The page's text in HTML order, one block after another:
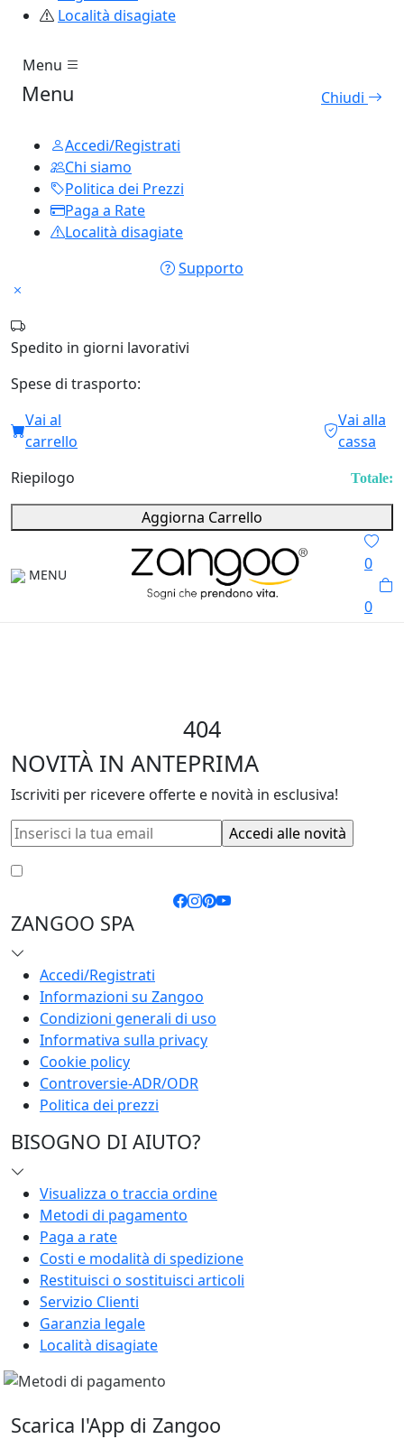
Località disagiate
Menu
Menu Chiudi
Accedi/Registrati
Chi siamo
Politica dei Prezzi
Paga a Rate
Località disagiate
Supporto
Spedito in giorni lavorativi
Spese di trasporto:
Vai al
carrello
Vai alla
cassa
Riepilogo
Totale:
Aggiorna Carrello
MENU
0
0
404
NOVITÀ IN ANTEPRIMA
Iscriviti per ricevere offerte e novità in esclusiva!
ZANGOO SPA
Accedi/Registrati
Informazioni su Zangoo
Condizioni generali di uso
Informativa sulla privacy
Cookie policy
Controversie-ADR/ODR
Politica dei prezzi
BISOGNO DI AIUTO?
Visualizza o traccia ordine
Metodi di pagamento
Paga a rate
Costi e modalità di spedizione
Restituisci o sostituisci articoli
Servizio Clienti
Garanzia legale
Località disagiate
Scarica l'App di Zangoo